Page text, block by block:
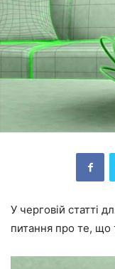
У черговій статті
питання про те, що